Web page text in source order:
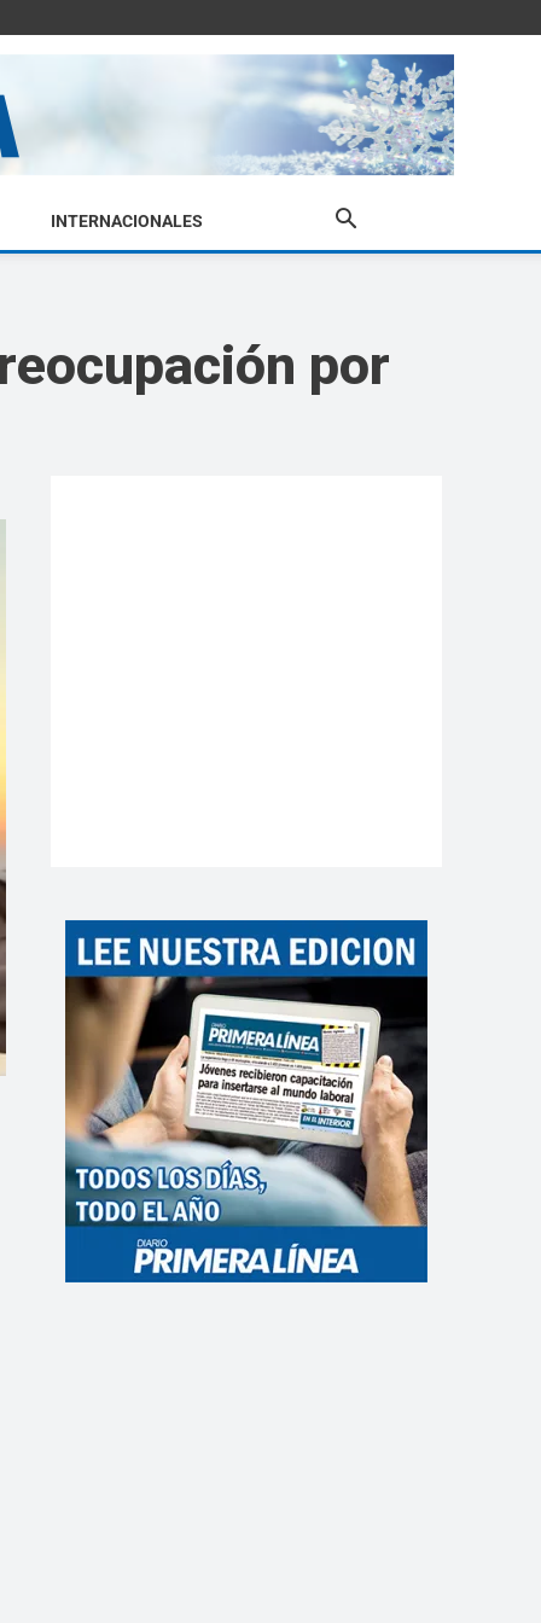
INTERNACIONALES
por